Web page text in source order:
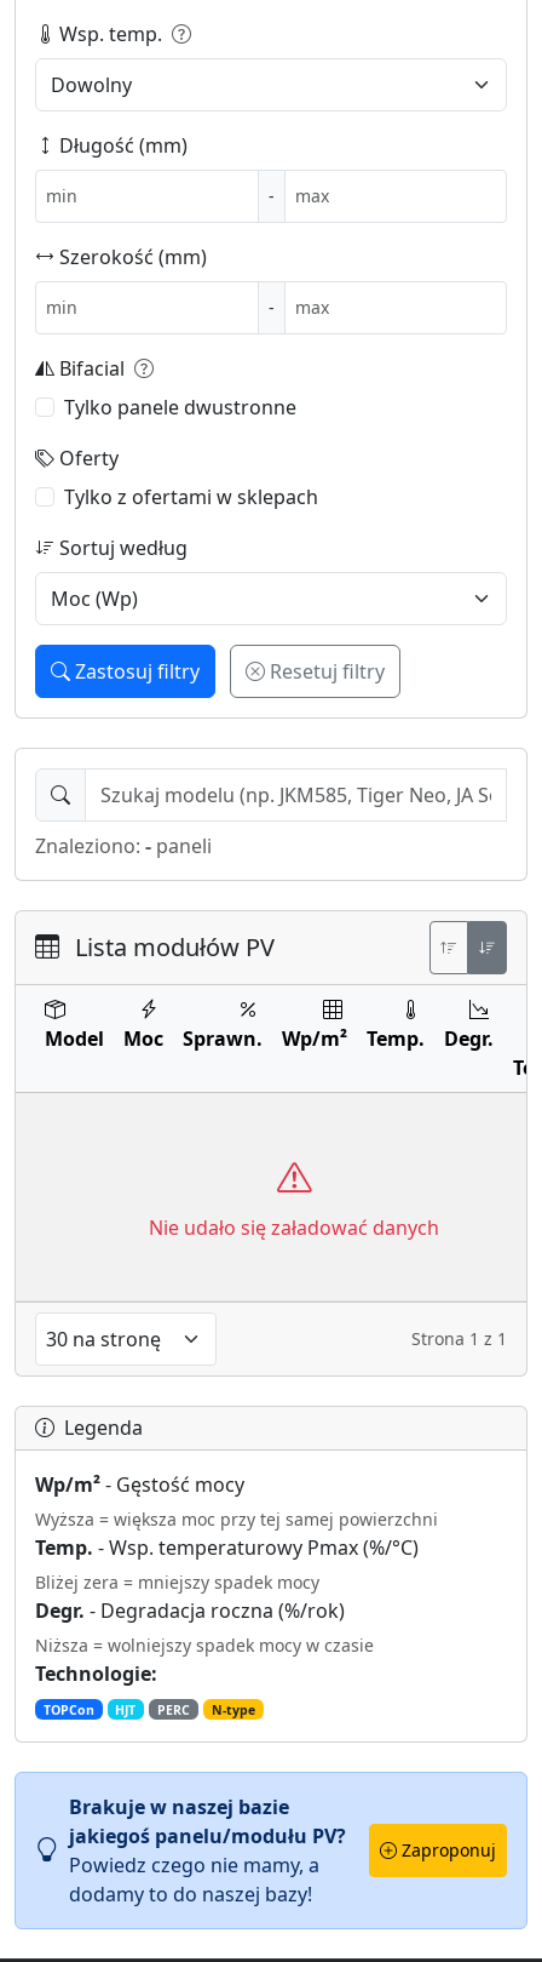
Wsp. temp.
Długość (mm)
-
Szerokość (mm)
-
Bifacial
Tylko panele dwustronne
Oferty
Tylko z ofertami w sklepach
Sortuj według
Zastosuj filtry Resetuj filtry
Znaleziono: - paneli
Lista modułów PV
Model Moc Sprawn. Wp/m² Temp.
Degr.
Nie udało się załadować danych
Strona 1 z 1
Legenda
Wp/m²- Gęstość mocy
Wyższa = większa moc przy tej samej powierzchni
Temp. - Wsp. temperaturowy Pmax (%/°C)
Bliżej zera = mniejszy spadek mocy
Degr. - Degradacja roczna (%/rok)
Niższa = wolniejszy spadek mocy w czasie
Technologie:
TOPCon HJT PERC N-type
Brakuje w naszej bazie
jakiegoś panelu/modułu PV?
Powiedz czego nie mamy, a
dodamy to do naszej bazy!
Zaproponuj